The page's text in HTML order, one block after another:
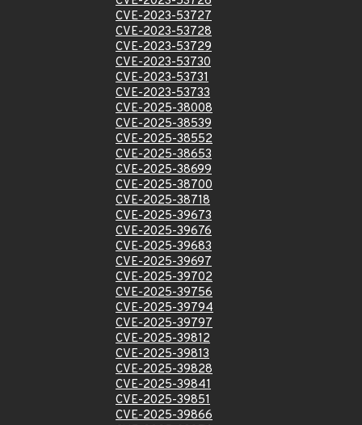
CVE-2023-53727
CVE-2023-53728
CVE-2023-53729
CVE-2023-53730
CVE-2023-53731
CVE-2023-53733
CVE-2025-38008
CVE-2025-38539
CVE-2025-38552
CVE-2025-38653
CVE-2025-38699
CVE-2025-38700
CVE-2025-38718
CVE-2025-39673
CVE-2025-39676
CVE-2025-39683
CVE-2025-39697
CVE-2025-39702
CVE-2025-39756
CVE-2025-39794
CVE-2025-39797
CVE-2025-39812
CVE-2025-39813
CVE-2025-39828
CVE-2025-39841
CVE-2025-39851
CVE-2025-39866